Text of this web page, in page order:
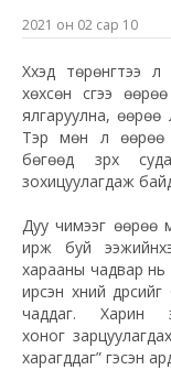
2021 он 02 сар 10
Хүүхэд
хөхсөн сүүгээ
ялгаруулна, өөрөө
Тэр мөн л өөрөө
бөгөөд зүрх
зохицуулагдаж
Дуу чимээг өөрөө
ирж буй
харааны чадвар нь
ирсэн хүний
чаддаг. Харин
хоног
харагддаг” гэсэн